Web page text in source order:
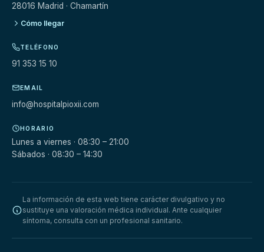
28016 Madrid · Chamartín
Cómo llegar
TELÉFONO
91 353 15 10
EMAIL
info@hospitalpioxii.com
HORARIO
Lunes a viernes · 08:30 – 21:00
Sábados · 08:30 – 14:30
La información de esta web tiene carácter divulgativo y no
sustituye una valoración médica individual. Ante cualquier
síntoma, consulta con un profesional sanitario.